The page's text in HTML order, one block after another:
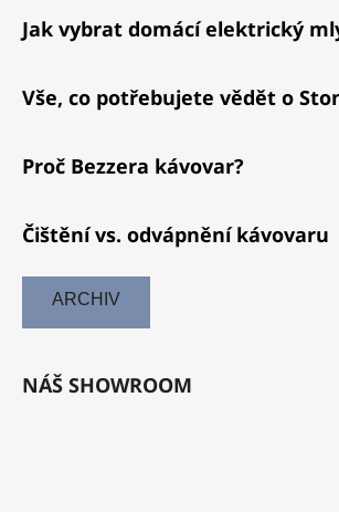
Jak vybrat domácí elektrický
Vše, co potřebujete vědět o
Proč Bezzera kávovar?
Čištění vs. odvápnění kávovaru
ARCHIV
NÁŠ SHOWROOM